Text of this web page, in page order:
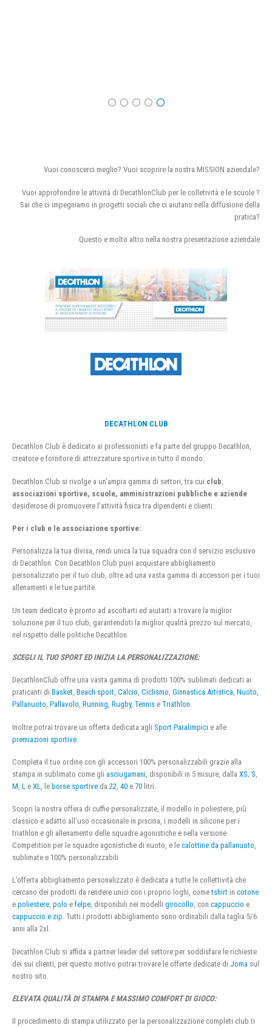
Vuoi conoscerci meglio? Vuoi scoprire la nostra MISSION aziendale?
Vuoi approfondire le attività di DecathlonClub per le colletività e le scuole ?
Sai che ci impegniamo in progetti sociali che ci aiutano nella diffusione della
pratica?
Questo e molto altro nella nostra presentazione aziendale
DECATHLON CLUB
Decathlon Club è dedicato ai professionisti e fa parte del gruppo Decathlon,
creatore e fornitore di attrezzature sportive in tutto il mondo.
Decathlon Club si rivolge a un’ampia gamma di settori, tra cui club
associazioni sportive, scuole, amministrazioni pubbliche e aziende
desiderose di promuovere l’attività fisica tra dipendenti e clienti.
Per i club e le associazione sportive:
Personalizza la tua divisa, rendi unica la tua squadra con il servizio esclusivo
di Decathlon. Con Decathlon Club puoi acquistare abbigliamento
personalizzato per il tuo club, oltre ad una vasta gamma di accessori per i tuoi
allenamenti e le tue partite.
Un team dedicato è pronto ad ascoltarti ed aiutarti a trovare la miglior
soluzione per il tuo club, garantendoti la miglior qualità prezzo sul mercato,
nel rispetto delle politiche Decathlon.
SCEGLI IL TUO SPORT ED INIZIA LA PERSONALIZZAZIONE:
DecathlonClub offre una vasta gamma di prodotti 100% sublimati dedicati ai
praticanti di Basket, Beach sport, Calcio, Ciclismo, Ginnastica Artistica, Nuoto,
Pallanuoto, Pallavolo, Running, Rugby, Tennis e Triathlon.
Inoltre potrai trovare un offerta dedicata agli Sport Paralimpici e alle
premiazioni sportive
Completa il tuo ordine con gli accessori 100% personalizzabili grazie alla
stampa in sublimato come gli asciugamani , disponibili in 5 misure, dalla XS S
M L e XL , le borse sportive da 22 40 e 70 litri.
Scopri la nostra offera di cuffie personalizzate, il modello in poliestere, più
classico e adatto all’uso occasionale in piscina, i modelli in silicone per i
triathlon e gli allenamento delle squadre agonistiche e nella versione
Competition per le squadre agonistiche di nuoto, e le calottine da pallanuoto,
sublimate e 100% personalizzabili
L’offerta abbigliamento personalizzato è dedicata a tutte le collettività che
cercano dei prodotti da rendere unici con i proprio loghi, cometshirt in cotone
e poliestere, polo e felpe, disponibili nei modelli girocollo, con cappuccio e
cappuccio e zip. Tutti i prodotti abbigliamento sono ordinabili dalla taglia 5/6
anni alla 2xl.
Decathlon Club si affida a partner leader del settore per soddisfare le richieste
dei sui clienti, per questo motivo potrai trovare le offerte dedicate di Joma sul
nostro sito.
ELEVATA QUALITÀ DI STAMPA E MASSIMO COMFORT DI GIOCO:
Il procedimento di stampa utilizzato per la personalizzazione completi club ti